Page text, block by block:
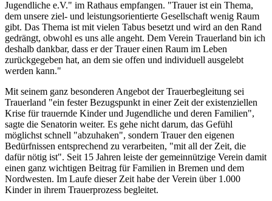
Jugendliche e.V." im Rathaus empfangen. "Trauer ist ein Thema,
dem unsere ziel- und leistungsorientierte Gesellschaft wenig Raum
gibt. Das Thema ist mit vielen Tabus besetzt und wird an den Rand
gedrängt, obwohl es uns alle angeht. Dem Verein Trauerland bin ich
deshalb dankbar, dass er der Trauer einen Raum im Leben
zurückgegeben hat, an dem sie offen und individuell ausgelebt
werden kann."
Mit seinem ganz besonderen Angebot der Trauerbegleitung sei
Trauerland "ein fester Bezugspunkt in einer Zeit der existenziellen
Krise für trauernde Kinder und Jugendliche und deren Familien",
sagte die Senatorin weiter. Es gehe nicht darum, das Gefühl
möglichst schnell "abzuhaken", sondern Trauer den eigenen
Bedürfnissen entsprechend zu verarbeiten, "mit all der Zeit, die
dafür nötig ist". Seit 15 Jahren leiste der gemeinnützige Verein damit
einen ganz wichtigen Beitrag für Familien in Bremen und dem
Nordwesten. Im Laufe dieser Zeit habe der Verein über 1.000
Kinder in ihrem Trauerprozess begleitet.